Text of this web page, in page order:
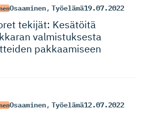
Osaaminen, Työelämä19.07.2022
tekijät: Kesätöitä
valmistuksesta
pakkaamiseen
Osaaminen, Työelämä12.07.2022